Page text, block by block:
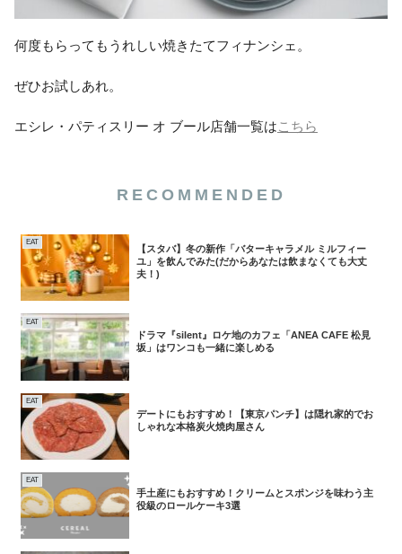
何度もらってもうれしい焼きたてフィナンシェ。
ぜひお試しあれ。
エシレ・パティスリー オ ブール店舗一覧はこちら
RECOMMENDED
EAT
【スタバ】冬の新作「バターキャラメル ミルフィー
ユ」を飲んでみた(だからあなたは飲まなくても大丈
夫！)
EAT
ドラマ『silent』ロケ地のカフェ「ANEA CAFE 松見
坂」はワンコも一緒に楽しめる
EAT
デートにもおすすめ！【東京パンチ】は隠れ家的でお
しゃれな本格炭火焼肉屋さん
EAT
手土産にもおすすめ！クリームとスポンジを味わう主
役級のロールケーキ3選